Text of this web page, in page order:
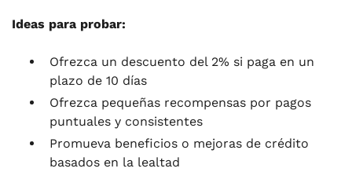
Ideas para probar:
Ofrezca un descuento del 2% si paga en un
plazo de 10 días
Ofrezca pequeñas recompensas por pagos
puntuales y consistentes
Promueva beneficios o mejoras de crédito
basados en la lealtad